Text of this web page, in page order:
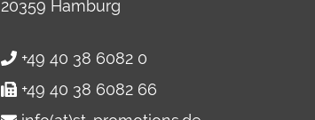
20359 Hamburg
+49 40 38 6082 0
+49 40 38 6082 66